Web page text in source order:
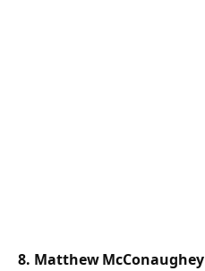
8. Matthew McConaughey